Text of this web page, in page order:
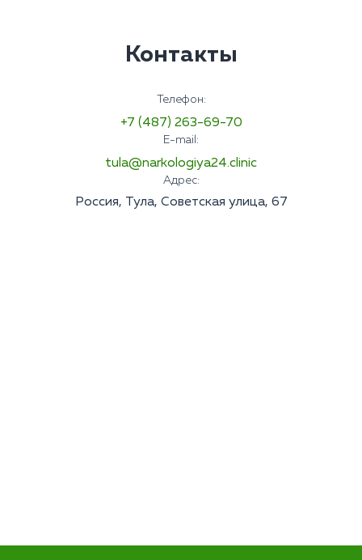
Контакты
Телефон:
+7 (487) 263-69-70
E-mail:
tula@narkologiya24.clinic
Адрес:
Россия, Тула, Советская улица, 67